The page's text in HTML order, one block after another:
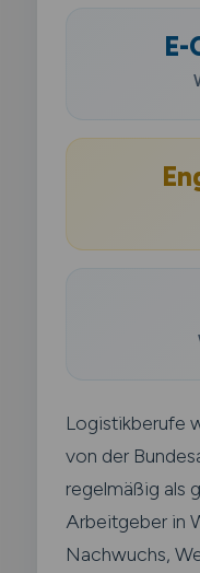
E-
Logistikberufe
von der
regelmäßig als
Arbeitgeber in
Nachwuchs,